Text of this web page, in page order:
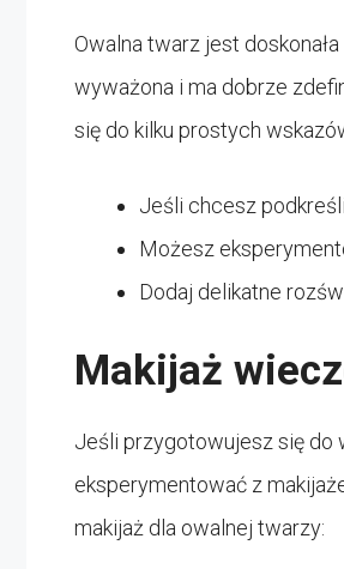
Owalna twarz jest
wyważona i ma dobrze
się do kilku prostych
Jeśli chcesz
Możesz
Dodaj delikatne
Makijaż
Jeśli przygotowujesz się do
eksperymentować z
makijaż dla owalnej twarzy: